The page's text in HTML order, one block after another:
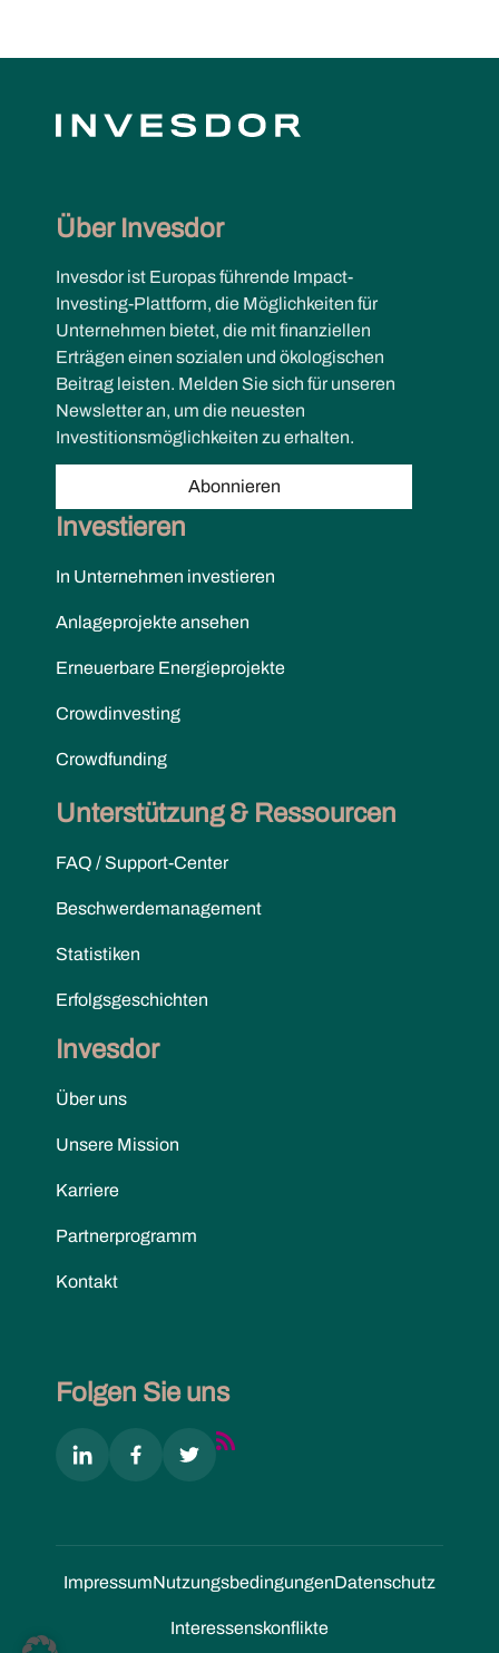
Über Invesdor
Invesdor ist Europas führende Impact-
Investing-Plattform, die Möglichkeiten für
Unternehmen bietet, die mit finanziellen
Erträgen einen sozialen und ökologischen
Beitrag leisten. Melden Sie sich für unseren
Newsletter an, um die neuesten
Investitionsmöglichkeiten zu erhalten.
Abonnieren
Investieren
In Unternehmen investieren
Anlageprojekte ansehen
Erneuerbare Energieprojekte
Crowdinvesting
Crowdfunding
Unterstützung & Ressourcen
FAQ / Support-Center
Beschwerdemanagement
Statistiken
Erfolgsgeschichten
Invesdor
Über uns
Unsere Mission
Karriere
Partnerprogramm
Kontakt
Folgen Sie uns
ImpressumNutzungs­bedingungenDatenschutz
Interessenskonflikte